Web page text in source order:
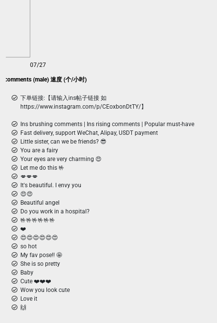
comments (male) 速度 (个/小时)
07/27
下单链接:【请输入ins帖子链接 如
https://www.instagram.com/p/CEoxbonDtTY/】
Ins brushing comments | Ins rising comments | Popular must-have
Fast delivery, support WeChat, Alipay, USDT payment
Little sister, can we be friends? 😎
You are a fairy
Your eyes are very charming 😍
Let me do this 🤟
💋💋💋
It's beautiful. I envy you
😍😍
Beautiful angel
Do you work in a hospital?
🤟🤟🤟🤟🤟🤟
❤️
😍😍😍😍😍😍
so hot
My fav pose!! 🤩
She is so pretty
Baby
Cute ❤️❤️❤️
Wow you look cute
Love it
🙌